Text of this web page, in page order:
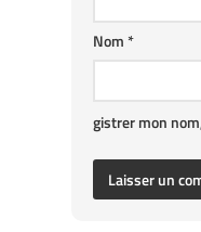
Nom*
gistrer mon